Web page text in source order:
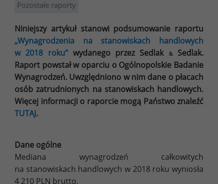
Pozostałe raporty
Niniejszy artykuł stanowi podsumowanie raportu
„Wynagrodzenia na stanowiskach handlowych
w 2018 roku”wydanego przez Sedlak &Sedlak.
Raport powstał w oparciu o Ogólnopolskie Badanie
Wynagrodzeń. Uwzględniono w nim dane o płacach
osób zatrudnionych na stanowiskach handlowych.
Więcej informacji o raporcie mogą Państwo znaleźć
TUTAJ.
Dane ogólne
Mediana wynagrodzeń całkowitych
na stanowiskach handlowych w 2018 roku wyniosła
4 210 PLN brutto.